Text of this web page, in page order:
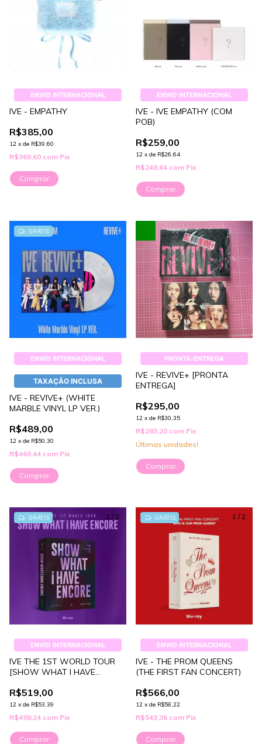
ENVIO INTERNACIONAL
IVE - EMPATHY
R$385,00
12 x de R$39,60
R$369,60 com Pix
Comprar
ENVIO INTERNACIONAL
IVE - IVE EMPATHY (COM
POB)
R$259,00
12 x de R$26,64
R$248,64 com Pix
Comprar
GRÁTIS
ENVIO INTERNACIONAL
TAXAÇÃO INCLUSA
IVE - REVIVE+ (WHITE
MARBLE VINYL LP VER.)
R$489,00
12 x de R$50,30
R$469,44 com Pix
Comprar
PRONTA-ENTREGA
IVE - REVIVE+ [PRONTA
ENTREGA]
R$295,00
12 x de R$30,35
R$283,20 com Pix
Últimas unidades!
Comprar
1 / 2
GRÁTIS
ENVIO INTERNACIONAL
IVE THE 1ST WORLD TOUR
[SHOW WHAT I HAVE
R$519,00
12 x de R$53,39
R$498,24 com Pix
Comprar
1 / 2
GRÁTIS
ENVIO INTERNACIONAL
IVE - THE PROM QUEENS
(THE FIRST FAN CONCERT)
R$566,00
12 x de R$58,22
R$543,36 com Pix
Comprar